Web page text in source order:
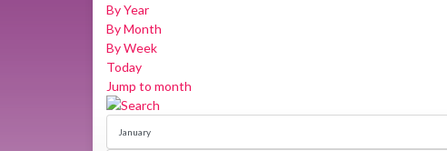
By Year
By Month
By Week
Today
Jump to month